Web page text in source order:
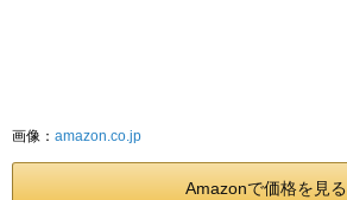
画像： amazon.co.jp
Amazonで価格を見る